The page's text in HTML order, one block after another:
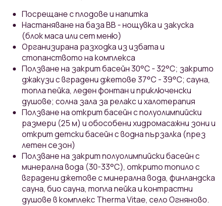
Посрещане с плодове и напитка
Настаняване на база ВВ - нощувка и закуска
(блок маса или сет меню)
Организирана разходка из избата и
стопанството на комплекса
Ползване на закрит басейн 30°С - 32°С; закрито
джакузи с вградени джетове 37°С - 39°С; сауна,
топла пейка, леден фонтан и приключенски
душове; солна зала за релакс и халотерапия
Ползване на открит басейн с полуолимпийски
размери (25 м) и обособени хидромасажни зони и
открит детски басейн с водна пързалка (през
летен сезон)
Ползване на закрит полуолимпийски басейн с
минерална вода (30-33°С), открито топило с
вградени джетове с минерална вода, финландска
сауна, био сауна, топла пейка и контрастни
душове в комплекс Therma Vitae, село Огняново.